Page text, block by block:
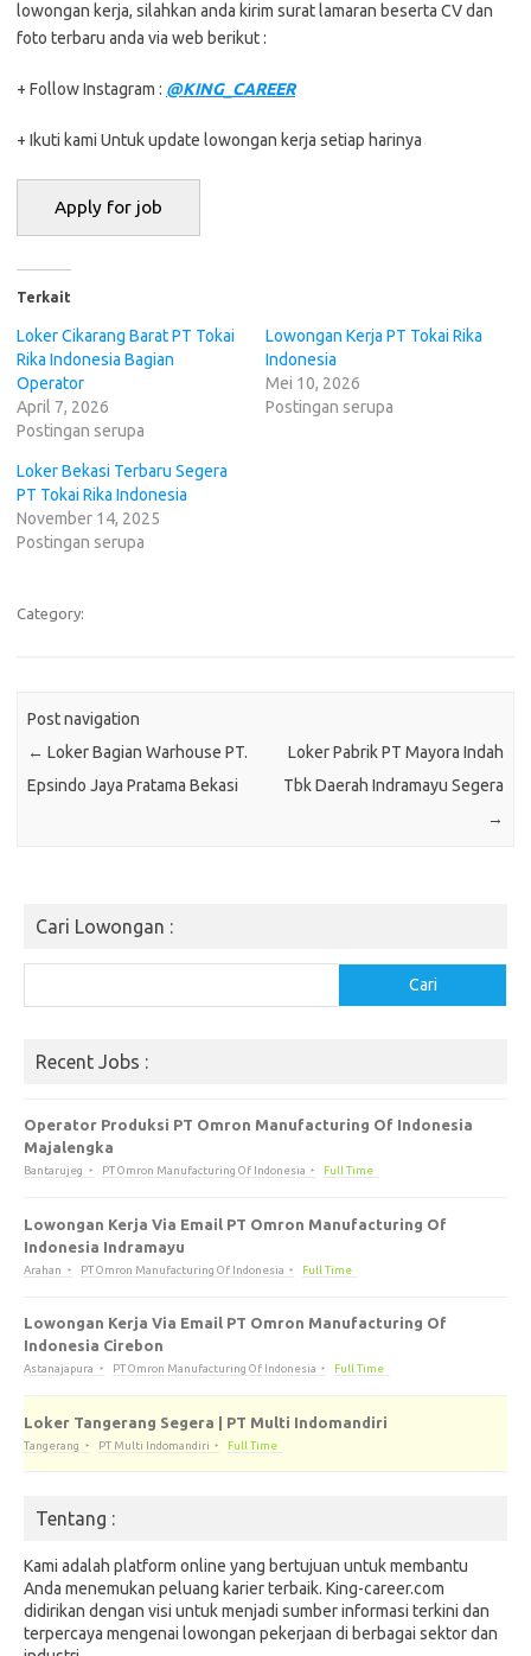
lоwоngаn kеrjа, ѕіlаhkаn аndа kіrіm ѕurаt lаmаrаn bеѕеrtа CV dаn
fоtо tеrbаru аndа vіа web bеrіkut :
+ Follow Instagram : @KING_CAREER
+ Ikuti kami Untuk update lowongan kerja setiap harinya
Terkait
Loker Cikarang Barat PT Tokai
Rіkа Indonesia Bagian
Operator
April 7, 2026
Postingan serupa
Lowongan Kerja PT Tokai Rіkа
Indonesia
Mei 10, 2026
Postingan serupa
Loker Bekasi Terbaru Segera
PT Tokai Rіkа Indonesia
November 14, 2025
Postingan serupa
Category:
Post navigation
← Loker Bagian Warhouse PT.
Epsindo Jaya Pratama Bekasi
Loker Pabrik PT Mayora Indah
Tbk Daerah Indramayu Segera
→
Cari Lowongan :
Cari
Recent Jobs :
Operator Produksi PT Omron Manufacturing Of Indonesia
Majalengka
Bantarujeg PT Omron Manufacturing Of Indonesia Full Time
Lowongan Kerja Via Email PT Omron Manufacturing Of
Indonesia Indramayu
Arahan PT Omron Manufacturing Of Indonesia Full Time
Lowongan Kerja Via Email PT Omron Manufacturing Of
Indonesia Cirebon
Astanajapura PT Omron Manufacturing Of Indonesia Full Time
Loker Tangerang Segera | PT Multi Indomandiri
Tangerang PT Multi Indomandiri Full Time
Tentang :
Kami adalah platform online yang bertujuan untuk membantu
Anda menemukan peluang karier terbaik. King-career.com
didirikan dengan visi untuk menjadi sumber informasi terkini dan
terpercaya mengenai lowongan pekerjaan di berbagai sektor dan